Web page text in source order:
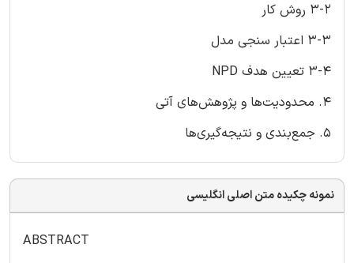
3-2 روش کار
3-3 اعتبار سنجی مدل
3-4 تعیین هدف NPD
4. محدودیت‌ها و پژوهش‌های آتی
5. جمع‌بندی و نتیجه‌گیری‌ها
نمونه چکیده متن اصلی انگلیسی
ABSTRACT